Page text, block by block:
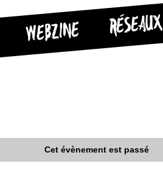
WEBZINE RÉSEAUX
Cet évènement est passé